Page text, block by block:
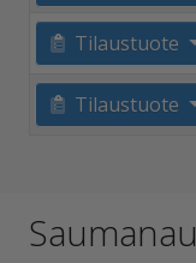
Tilaustuote
Tilaustuote